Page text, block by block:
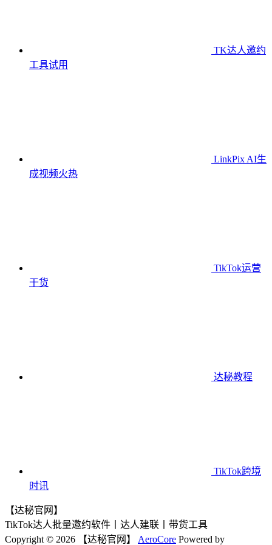
TK达人邀约
工具试用
LinkPix AI生
成视频火热
TikTok运营
干货
达秘教程
TikTok跨境
时讯
【达秘官网】
TikTok达人批量邀约软件丨达人建联丨带货工具
Copyright © 2026 【达秘官网】 AeroCore Powered by